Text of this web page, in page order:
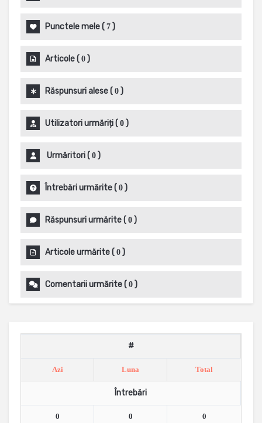
Punctele mele( 7 )
Articole( 0 )
Răspunsuri alese( 0 )
Utilizatori urmăriți( 0 )
Urmăritori( 0 )
Întrebări urmărite( 0 )
Răspunsuri urmărite( 0 )
Articole urmărite( 0 )
Comentarii urmărite( 0 )
#
Azi Luna Total
Întrebări
0 0 0